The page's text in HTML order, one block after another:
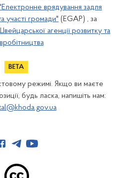
врядування задля
участі громади" (EGAP) , за
агенції розвитку та
режимі. Якщо ви маєте
будь ласка, напишіть нам: